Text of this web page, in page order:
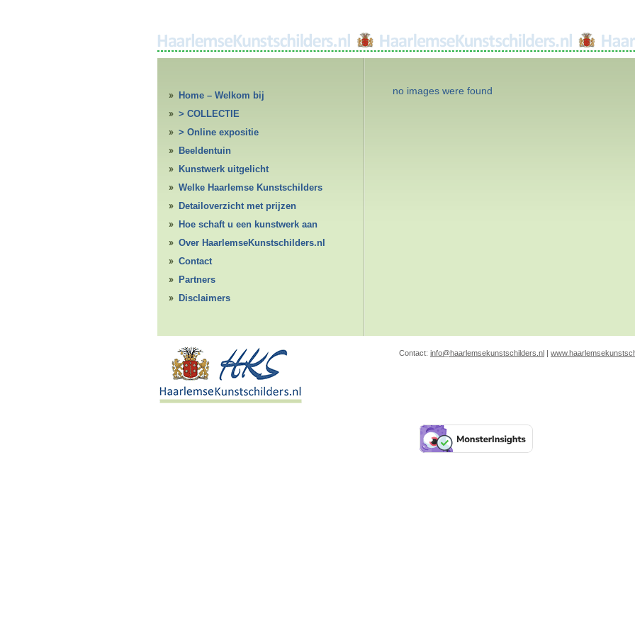
Home – Welkom bij
HaarlemseKunstschilders.nl
> COLLECTIE
> Online expositie
Beeldentuin
Kunstwerk uitgelicht
Welke Haarlemse Kunstschilders
Detailoverzicht met prijzen
Hoe schaft u een kunstwerk aan
Over HaarlemseKunstschilders.nl
Contact
Partners
Disclaimers
no images were found
Contact: info@haarlemsekunstschilders.nl |